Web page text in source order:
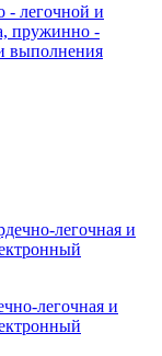
- легочной и
пружинно -
выполнения
легочная и